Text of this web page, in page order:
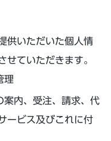
供いただいた個人情
せていただきます。
理
案内、受注、請求、代
ービス及びこれに付